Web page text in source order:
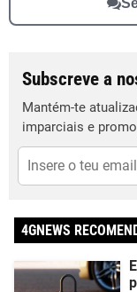
Subscreve a
Mantém-te
imparciais e
4GNEWS